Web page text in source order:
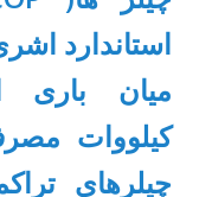
کیلووات